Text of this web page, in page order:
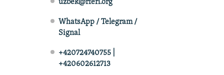
uzbek@rferl.org
WhatsApp / Telegram /
Signal
+420724740755 |
+420602612713